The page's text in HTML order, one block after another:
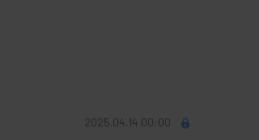
2025.04.14 00:00